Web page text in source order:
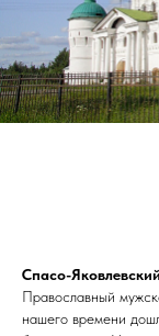
Спасо-
Православный
нашего времени